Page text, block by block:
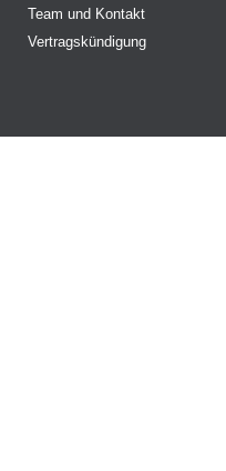
Team und Kontakt
Vertragskündigung